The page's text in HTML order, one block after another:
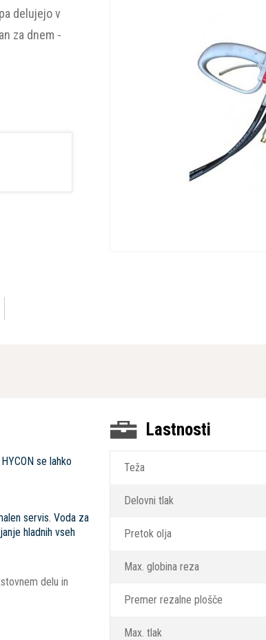
delujejo v
za dnem -
se lahko
servis. Voda za
hladnih vseh
delu in
Lastnosti
Teža
Delovni tlak
Pretok olja
Max. globina reza
Premer rezalne plošče
Max. tlak